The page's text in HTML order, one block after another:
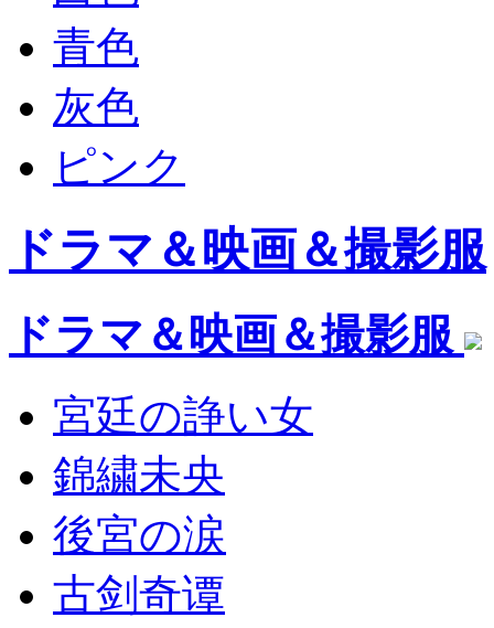
青色
灰色
ピンク
ドラマ＆映画＆撮影服
ドラマ＆映画＆撮影服
宮廷の諍い女
錦繍未央
後宮の涙
古剑奇谭